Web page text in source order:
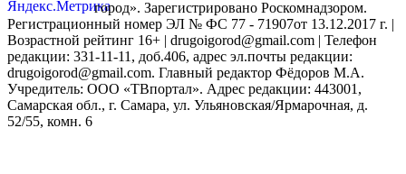
город». Зарегистрировано Роскомнадзором.
Регистрационный номер ЭЛ № ФС 77 - 71907от 13.12.2017 г. |
Возрастной рейтинг 16+ | drugoigorod@gmail.com | Телефон
редакции: 331-11-11, доб.406, адрес эл.почты редакции:
drugoigorod@gmail.com. Главный редактор Фёдоров М.А.
Учредитель: ООО «ТВпортал». Адрес редакции: 443001,
Самарская обл., г. Самара, ул. Ульяновская/Ярмарочная, д.
52/55, комн. 6